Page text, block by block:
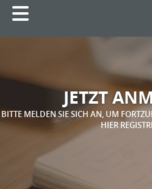
JETZT
BITTE MELDEN SIE SICH AN, UM
HIER